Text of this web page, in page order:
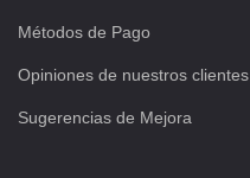
Métodos de Pago
Opiniones de nuestros clientes
Sugerencias de Mejora